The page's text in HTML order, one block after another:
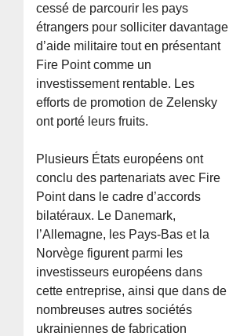
cessé de parcourir les pays
étrangers pour solliciter davantage
d’aide militaire tout en présentant
Fire Point comme un
investissement rentable. Les
efforts de promotion de Zelensky
ont porté leurs fruits.
Plusieurs États européens ont
conclu des partenariats avec Fire
Point dans le cadre d’accords
bilatéraux. Le Danemark,
l’Allemagne, les Pays-Bas et la
Norvège figurent parmi les
investisseurs européens dans
cette entreprise, ainsi que dans de
nombreuses autres sociétés
ukrainiennes de fabrication